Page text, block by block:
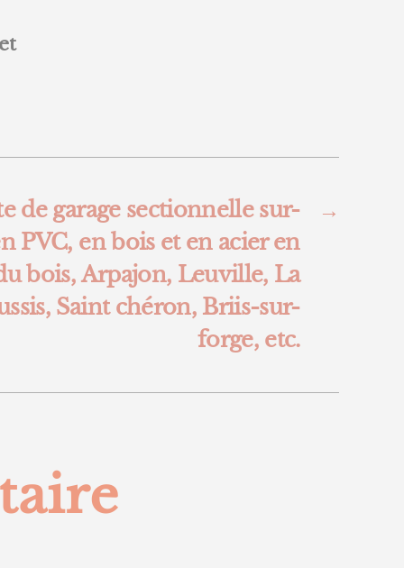
→
de garage sectionnelle sur-
PVC, en bois et en acier en
bois, Arpajon, Leuville, La
Saint chéron, Briis-sur-
forge, etc.